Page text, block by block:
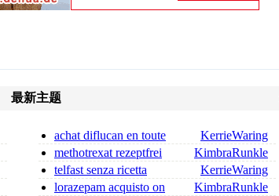
最新主题
KerrieWaring
achat diflucan en toute
sécurité
KimbraRunkle
methotrexat rezeptfrei
kaufen methotrexat rezeptfr
KerrieWaring
telfast senza ricetta
fexofenadina senza ricetta
KimbraRunkle
lorazepam acquisto on